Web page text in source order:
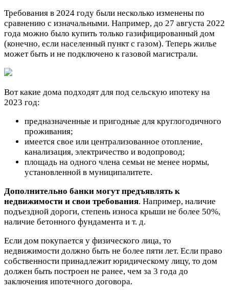
Требования в 2024 году были несколько изменены по
сравнению с изначальными. Например, до 27 августа 2022
года можно было купить только газифицированный дом
(конечно, если населенный пункт с газом). Теперь жилье
может быть и не подключено к газовой магистрали.
Вот какие дома подходят для под сельскую ипотеку на
2023 год:
предназначенные и пригодные для круглогодичного
проживания;
имеется свое или централизованное отопление,
канализация, электричество и водопровод;
площадь на одного члена семьи не менее нормы,
установленной в муниципалитете.
Дополнительно банки могут предъявлять к
недвижимости и свои требования. Например, наличие
подъездной дороги, степень износа крыши не более 50%,
наличие бетонного фундамента и т. д.
Если дом покупается у физического лица, то
недвижимости должно быть не более пяти лет. Если право
собственности принадлежит юридическому лицу, то дом
должен быть построен не ранее, чем за 3 года до
заключения ипотечного договора.